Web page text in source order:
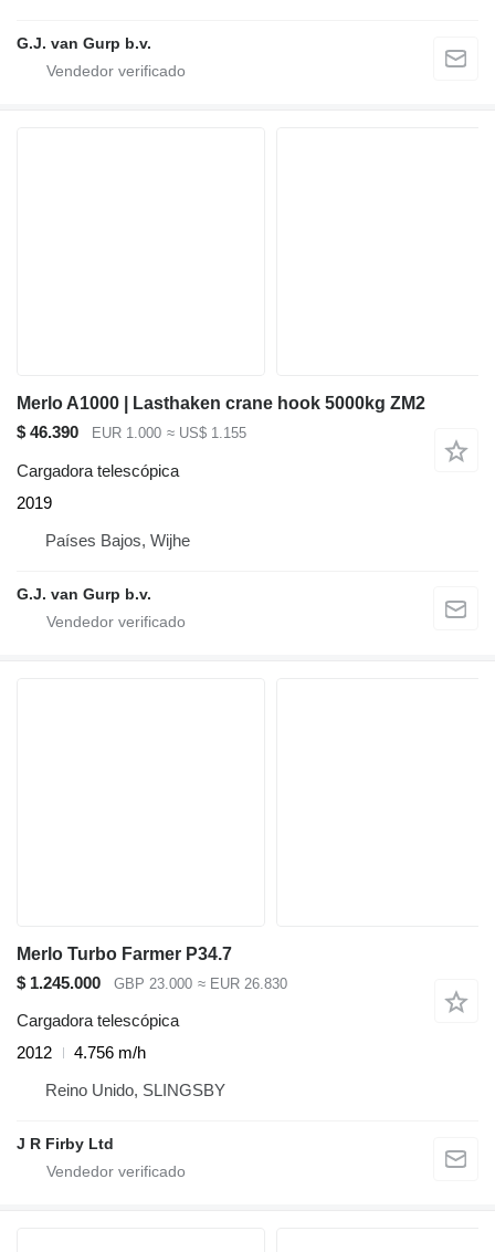
G.J. van Gurp b.v.
Merlo A1000 | Lasthaken crane hook 5000kg ZM2
$ 46.390
EUR 1.000 ≈ US$ 1.155
Cargadora telescópica
2019
Países Bajos, Wijhe
G.J. van Gurp b.v.
Merlo Turbo Farmer P34.7
$ 1.245.000
GBP 23.000 ≈ EUR 26.830
Cargadora telescópica
2012
4.756 m/h
Reino Unido, SLINGSBY
J R Firby Ltd